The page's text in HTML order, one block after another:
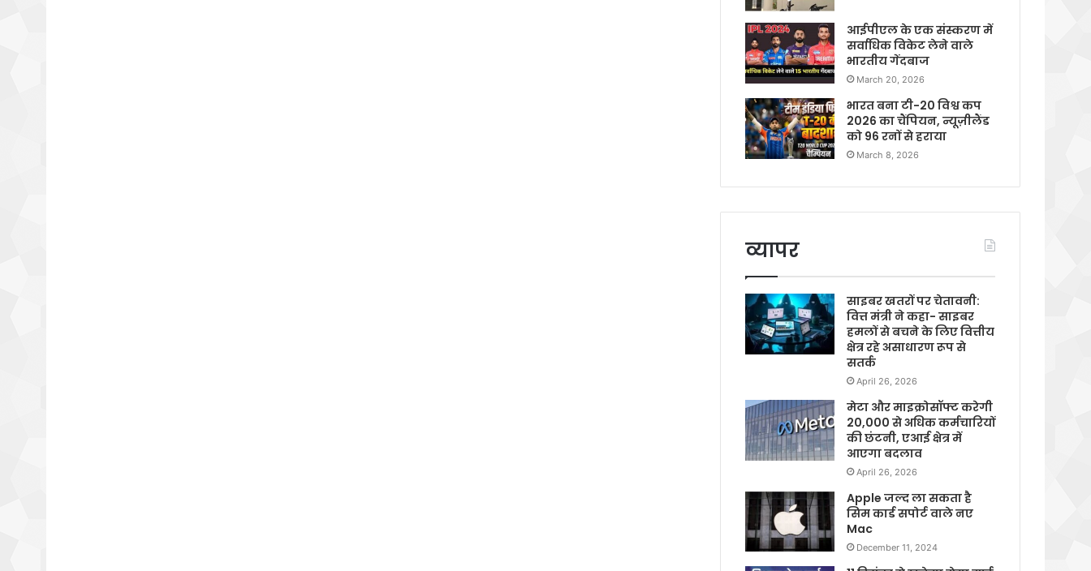
आईपीएल के एक संस्करण में
सर्वाधिक विकेट लेने वाले
भारतीय गेंदबाज
March 20, 2026
भारत बना टी-20 विश्व कप
2026 का चैंपियन, न्यूज़ीलैंड
को 96 रनों से हराया
March 8, 2026
व्यापर
साइबर खतरों पर चेतावनी:
वित्त मंत्री ने कहा- साइबर
हमलों से बचने के लिए वित्तीय
क्षेत्र रहे असाधारण रूप से
सतर्क
April 26, 2026
मेटा और माइक्रोसॉफ्ट करेगी
20,000 से अधिक कर्मचारियों
की छंटनी, एआई क्षेत्र में
आएगा बदलाव
April 26, 2026
Apple जल्द ला सकता है
सिम कार्ड सपोर्ट वाले नए
Mac
December 11, 2024